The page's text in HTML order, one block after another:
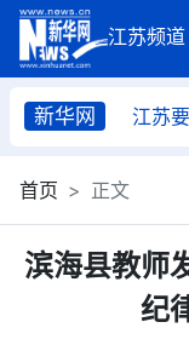
新华网 江苏
首页 正文
滨海县教师
纪